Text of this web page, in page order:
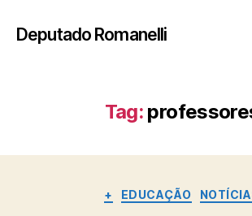
Deputado Romanelli
Tag:
+ EDUCAÇÃO